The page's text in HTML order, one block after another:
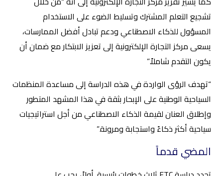
تشجيع التعلم المشترك وتسليط الضوء على الاستخدام
المسؤول للذكاء الاصطناعي ودعم تبادل أفضل الممارسات،
يسعى مركز التجارة الإلكترونية إلى تعزيز الابتكار مع ضمان أن
يكون التقدم شاملاً.”
“تهدف الرؤى الواردة في هذه الدراسة إلى مساعدة المنظمات
السياحية الوطنية على الإبحار بثقة في هذا المشهد المتطور
وإطلاق العنان لقيمة الذكاء الاصطناعي من أجل استراتيجيات
سياحية أكثر ذكاءً واستجابة ومرونة.”
المضي قدماً